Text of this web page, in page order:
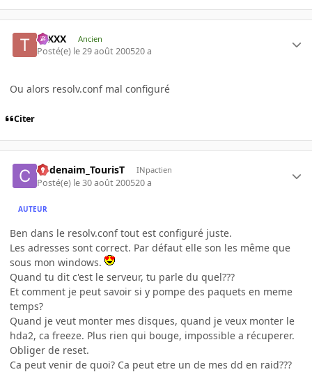
tuXXX Ancien
Posté(e) le 29 août 200520 a
Ou alors resolv.conf mal configuré
Citer
Codenaim_TourisT INpactien
Posté(e) le 30 août 200520 a
AUTEUR
Ben dans le resolv.conf tout est configuré juste.
Les adresses sont correct. Par défaut elle son les même que
sous mon windows.
Quand tu dit c'est le serveur, tu parle du quel???
Et comment je peut savoir si y pompe des paquets en meme
temps?
Quand je veut monter mes disques, quand je veux monter le
hda2, ca freeze. Plus rien qui bouge, impossible a récuperer.
Obliger de reset.
Ca peut venir de quoi? Ca peut etre un de mes dd en raid???